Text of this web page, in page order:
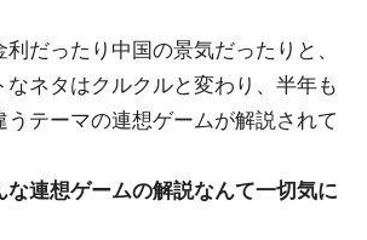
だったり中国の景気だったりと、
なネタはクルクルと変わり、半年も
うテーマの連想ゲームが解説されて
な連想ゲームの解説なんて一切気に